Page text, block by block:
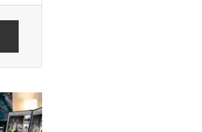
Comparte vía Email